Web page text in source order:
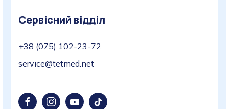
Сервісний відділ
+38 (075) 102-23-72
service@tetmed.net